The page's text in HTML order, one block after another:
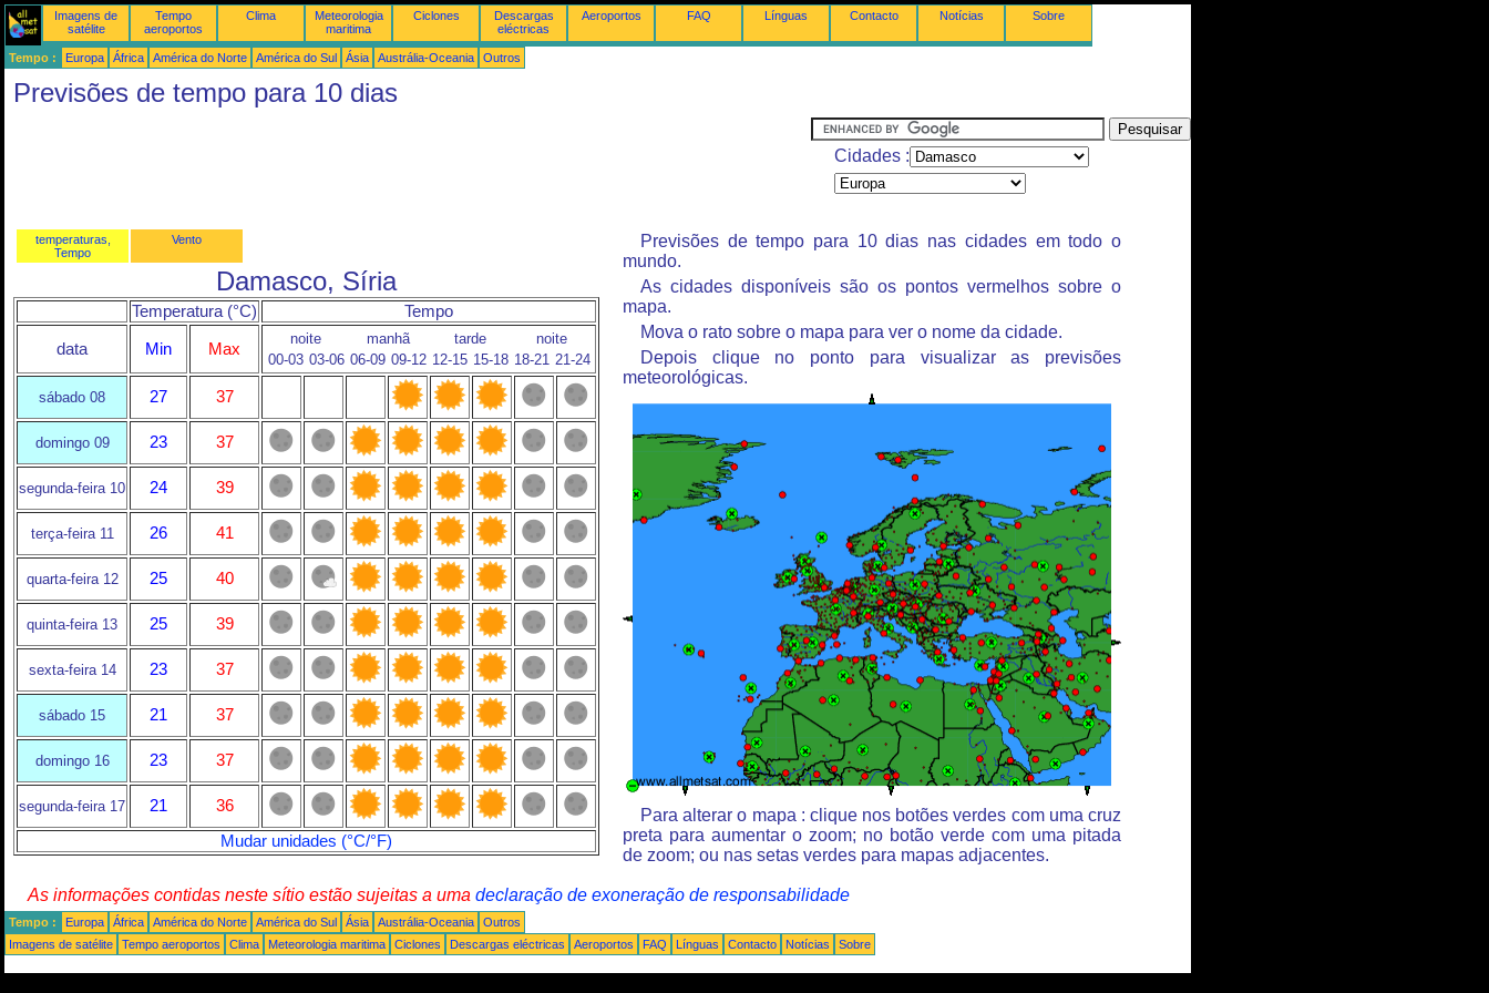
Imagens de
satélite
Tempo
aeroportos
Clima
Meteorologia
maritima
Ciclones
Descargas
eléctricas
Aeroportos FAQ Línguas Contacto Notícias Sobre
Tempo : Europa África América do Norte América do Sul Ásia Austrália-Oceania Outros
Previsões de tempo para 10 dias
Cidades :
temperaturas,
Tempo
Vento
Damasco, Síria
Temperatura (°C) Tempo
data Min Max
noite manhã tarde
noite
00-03 03-06 06-09 09-12 12-15 15-18 18-21 21-24
sábado 08 27 37
domingo 09 23 37
segunda-feira 10 24 39
terça-feira 11 26 41
quarta-feira 12 25 40
quinta-feira 13 25 39
sexta-feira 14 23 37
sábado 15 21 37
domingo 16 23 37
segunda-feira 17 21
36
Mudar unidades (°C/°F)
Previsões de tempo para 10 dias nas cidades em todo o
mundo.
As cidades disponíveis são os pontos vermelhos sobre o
mapa.
Mova o rato sobre o mapa para ver o nome da cidade.
Depois clique no ponto para visualizar as previsões
meteorológicas.
Para alterar o mapa : clique nos botões verdes com uma cruz
preta para aumentar o zoom; no botão verde com uma pitada
de zoom; ou nas setas verdes para mapas adjacentes.
As informações contidas neste sítio estão sujeitas a uma declaração de exoneração de responsabilidade
Tempo : Europa África América do Norte América do Sul Ásia Austrália-Oceania
Outros
Imagens de satélite
Tempo aeroportos Clima Meteorologia maritima Ciclones Descargas eléctricas Aeroportos FAQ Línguas Contacto Notícias Sobre